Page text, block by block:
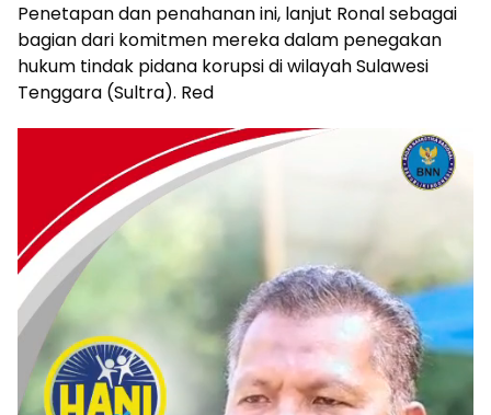
Penetapan dan penahanan ini, lanjut Ronal sebagai
bagian dari komitmen mereka dalam penegakan
hukum tindak pidana korupsi di wilayah Sulawesi
Tenggara (Sultra). Red